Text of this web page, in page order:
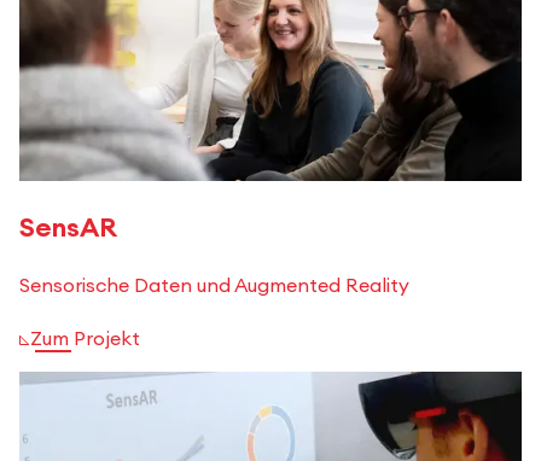
SensAR
Sensorische Daten und Augmented Reality
Zum Projekt